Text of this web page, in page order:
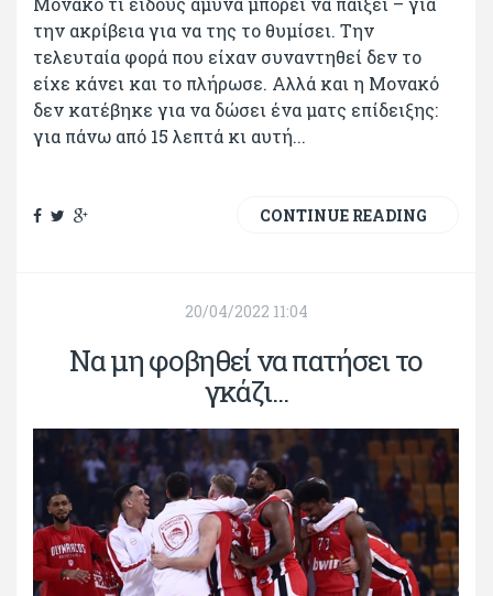
την ακρίβεια για να της το θυμίσει. Την
τελευταία φορά που είχαν συναντηθεί δεν το
είχε κάνει και το πλήρωσε. Αλλά και η Μονακό
δεν κατέβηκε για να δώσει ένα ματς επίδειξης:
για πάνω από 15 λεπτά κι αυτή...
CONTINUE READING
20/04/2022 11:04
Να μη φοβηθεί να πατήσει το
γκάζι...